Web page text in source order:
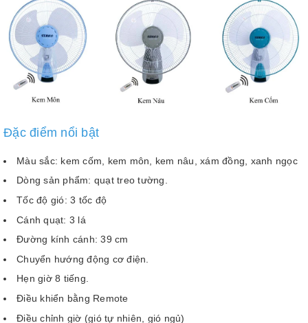
Đặc điểm nổi bật
Màu sắc: kem cốm, kem môn, kem nâu, xám đồng, xanh ngọc
Dòng sản phẩm: quạt treo tường.
Tốc độ gió: 3 tốc độ
Cánh quạt: 3 lá
Đường kính cánh: 39 cm
Chuyển hướng động cơ điện.
Hẹn giờ 8 tiếng.
Điều khiển bằng Remote
Điều chỉnh giờ (gió tự nhiên, gió ngủ)